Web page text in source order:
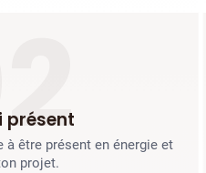
présent
à être présent en énergie et
projet.